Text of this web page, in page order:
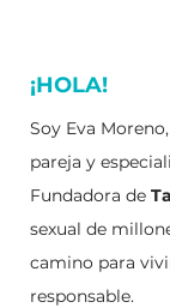
¡HOLA!
Soy Eva
pareja y
Fundadora de
sexual de
camino para
responsable.